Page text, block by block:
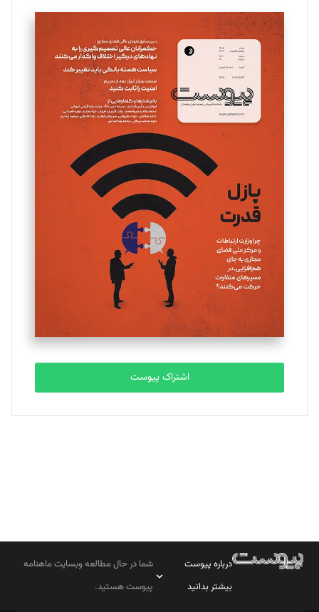
تحریریه
سروش کرمیان
تحریریه
مینا پاکدل
یسنا امان‌پور
تحریریه
ملینا جعفری
تحریریه
مصطفی مسجدی آرانی
تحریریه
بابک نقاش
تحریریه
اشتراک پیوست
درباره پیوست
بیشتر بدانید
شما در حال مطالعه وبسایت ماهنامه
پیوست هستید.